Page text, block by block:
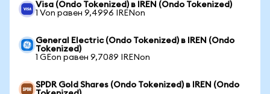
Visa (Ondo Tokenized) в IREN (Ondo Tokenized)
1 Von равен 9,4996 IRENon
General Electric (Ondo Tokenized) в IREN (Ondo
Tokenized)
1 GEon равен 9,7089 IRENon
SPDR Gold Shares (Ondo Tokenized) в IREN (Ondo